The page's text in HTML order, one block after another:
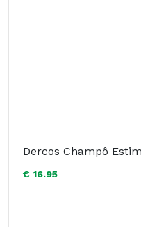
Dercos Champô
€ 16.95